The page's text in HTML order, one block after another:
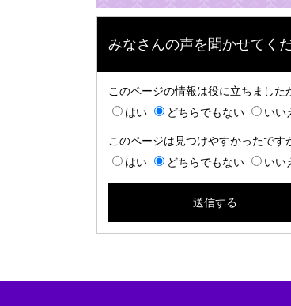
みなさんの声を聞かせてく
このページの情報は役に立ちました
はい
どちらでもない いい
このページは見つけやすかったです
はい
どちらでもない いい